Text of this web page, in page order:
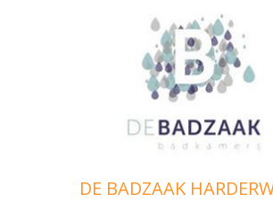
DE BADZAAK